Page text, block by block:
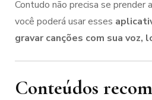
Contudo não precisa se prender
você poderá usar esses
gravar canções com sua voz,
Conteúdos